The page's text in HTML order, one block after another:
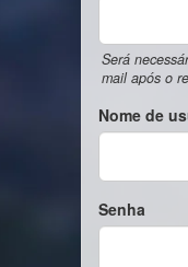
Será
mail após o
Nome de
Senha